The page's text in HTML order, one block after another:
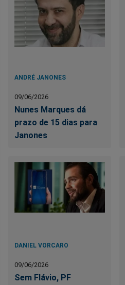
ANDRÉ JANONES
09/06/2026
Nunes Marques dá
prazo de 15 dias para
Janones
DANIEL VORCARO
09/06/2026
Sem Flávio, PF